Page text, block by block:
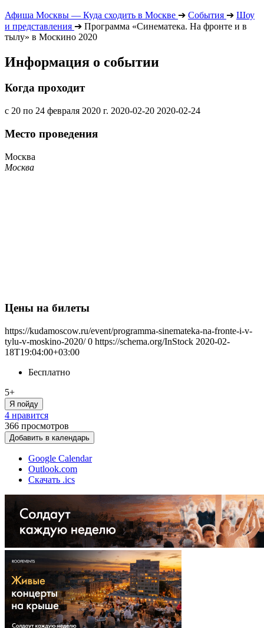
Афиша Москвы — Куда сходить в Москве ➔ События ➔ Шоу
и представления ➔ Программа «Синематека. На фронте и в
тылу» в Москино 2020
Информация о событии
Когда проходит
c 20 по 24 февраля 2020 г. 2020-02-20 2020-02-24
Место проведения
Москва
Москва
Цены на билеты
https://kudamoscow.ru/event/programma-sinemateka-na-fronte-i-v-
tylu-v-moskino-2020/ 0 https://schema.org/InStock 2020-02-
18T19:04:00+03:00
Бесплатно
5+
Я пойду
4 нравится
366 просмотров
Добавить в календарь
Google Calendar
Outlook.com
Скачать .ics